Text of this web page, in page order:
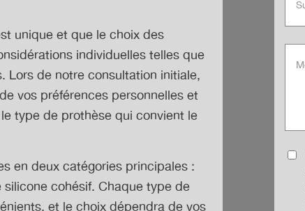
unique et que le choix des
individuelles telles que
Lors de notre consultation initiale,
vos préférences personnelles et
type de prothèse qui convient le
en deux catégories principales :
cohésif. Chaque type de